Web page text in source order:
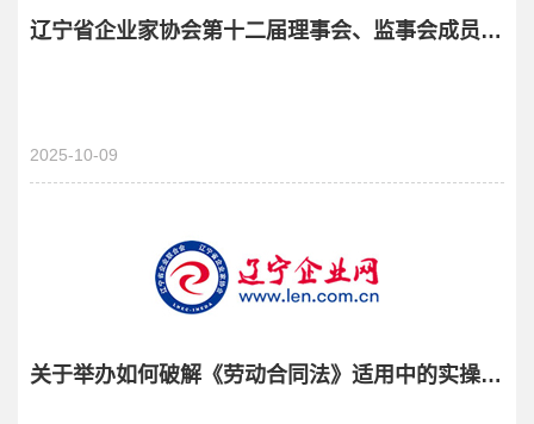
辽宁省企业家协会第十二届理事会、监事会成员候选人名单
2025-10-09
关于举办如何破解《劳动合同法》适用中的实操障碍讲座的通知